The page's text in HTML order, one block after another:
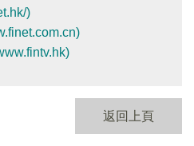
)
返回上頁